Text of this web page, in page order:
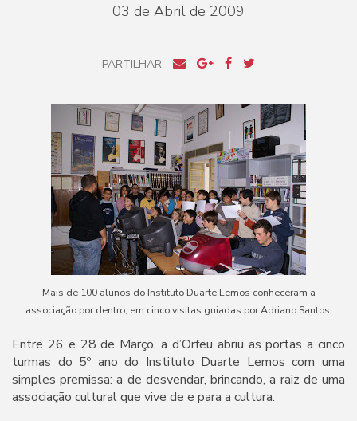
03 de Abril de 2009
PARTILHAR
Mais de 100 alunos do Instituto Duarte Lemos conheceram a
associação por dentro, em cinco visitas guiadas por Adriano Santos.
Entre 26 e 28 de Março, a d’Orfeu abriu as portas a cinco
turmas do 5º ano do Instituto Duarte Lemos com uma
simples premissa: a de desvendar, brincando, a raiz de uma
associação cultural que vive de e para a cultura.